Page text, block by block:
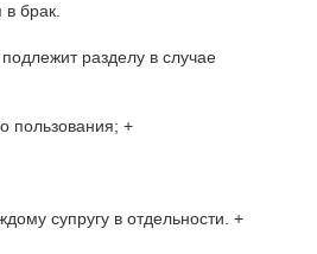
брак.
разделу в случае
пользования; +
супругу в отдельности. +